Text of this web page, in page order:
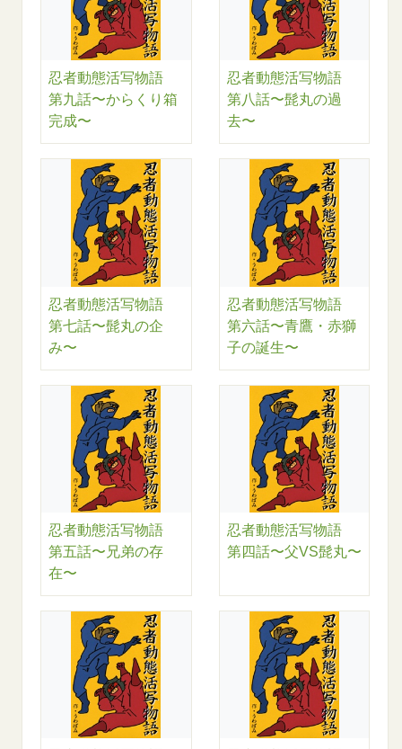
忍者動態活写物語
第九話〜からくり箱
完成〜
忍者動態活写物語
第八話〜髭丸の過
去〜
忍者動態活写物語
第七話〜髭丸の企
み〜
忍者動態活写物語
第六話〜青鷹・赤獅
子の誕生〜
忍者動態活写物語
第五話〜兄弟の存
在〜
忍者動態活写物語
第四話〜父VS髭丸〜